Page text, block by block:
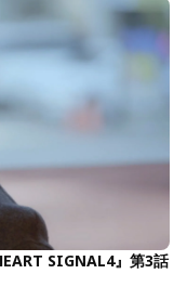
SIGNAL4』第3話